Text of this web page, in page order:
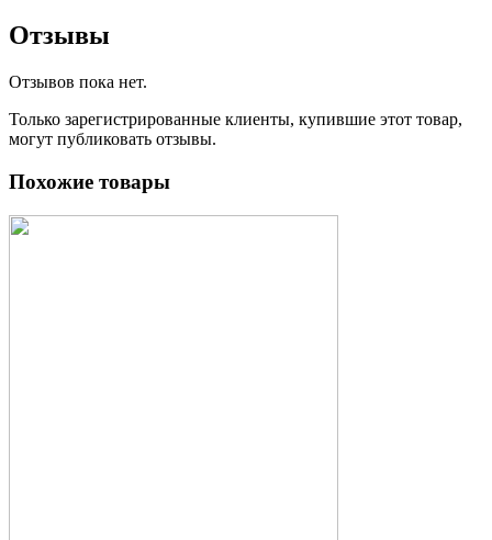
Отзывы
Отзывов пока нет.
Только зарегистрированные клиенты, купившие этот товар,
могут публиковать отзывы.
Похожие товары